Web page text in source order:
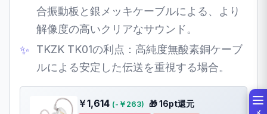
合振動板と銀メッキケーブルによる、より
解像度の高いクリアなサウンド。
TKZK TK01の利点：高純度無酸素銅ケーブ
ルによる安定した伝送を重視する場合。
￥1,614 (-￥263) 🎁 16pt還元